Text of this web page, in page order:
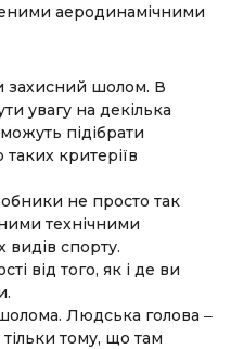
аеродинамічними
захисний шолом. В
увагу на декілька
підібрати
критеріїв
не просто так
технічними
видів спорту.
від того, як і де ви
Людська голова ‒
тільки тому, що там